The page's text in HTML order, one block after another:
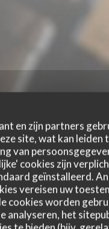
en zijn partners
site, wat kan leiden
van
cookies zijn
geïnstalleerd.
vereisen uw
cookies worden
analyseren, het